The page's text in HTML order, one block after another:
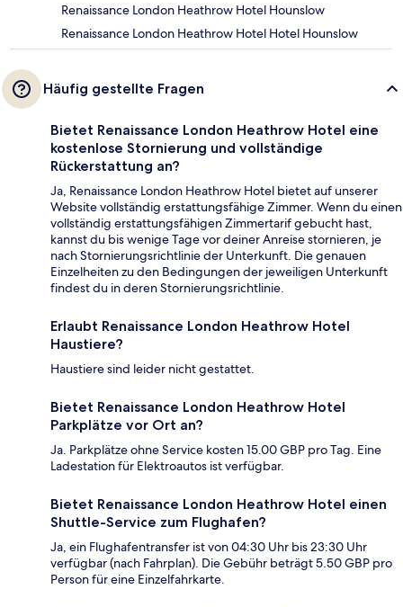
Renaissance London Heathrow Hotel Hounslow
Renaissance London Heathrow Hotel Hotel Hounslow
Häufig gestellte Fragen
Bietet Renaissance London Heathrow Hotel eine
kostenlose Stornierung und vollständige
Rückerstattung an?
Ja, Renaissance London Heathrow Hotel bietet auf unserer
Website vollständig erstattungsfähige Zimmer. Wenn du einen
vollständig erstattungsfähigen Zimmertarif gebucht hast,
kannst du bis wenige Tage vor deiner Anreise stornieren, je
nach Stornierungsrichtlinie der Unterkunft. Die genauen
Einzelheiten zu den Bedingungen der jeweiligen Unterkunft
findest du in deren Stornierungsrichtlinie.
Erlaubt Renaissance London Heathrow Hotel
Haustiere?
Haustiere sind leider nicht gestattet.
Bietet Renaissance London Heathrow Hotel
Parkplätze vor Ort an?
Ja. Parkplätze ohne Service kosten 15.00 GBP pro Tag. Eine
Ladestation für Elektroautos ist verfügbar.
Bietet Renaissance London Heathrow Hotel einen
Shuttle-Service zum Flughafen?
Ja, ein Flughafentransfer ist von 04:30 Uhr bis 23:30 Uhr
verfügbar (nach Fahrplan). Die Gebühr beträgt 5.50 GBP pro
Person für eine Einzelfahrkarte.